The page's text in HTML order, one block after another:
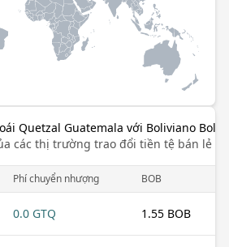
Quetzal Guatemala với Boliviano
các thị trường trao đổi tiền tệ bán lẻ
Phí chuyển nhượng BOB
0.0 GTQ 1.55 BOB